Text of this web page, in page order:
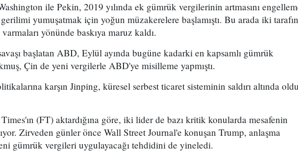
ile Pekin, 2019 yılında ek gümrük vergilerinin artmasını
yumuşatmak için yoğun müzakerelere başlamıştı. Bu arada iki tarafın
yönünde baskıya maruz kaldı.
başlatan ABD, Eylül ayında bugüne kadarki en kapsamlı gümrük
Çin de yeni vergilerle ABD'ye misilleme yapmıştı.
karşın Jinping, küresel serbest ticaret sisteminin saldırı altında
(FT) aktardığına göre, iki lider de bazı kritik konularda mesafenin
Zirveden günler önce Wall Street Journal'e konuşan Trump, anlaşma
gümrük vergileri uygulayacağı tehdidini de yineledi.